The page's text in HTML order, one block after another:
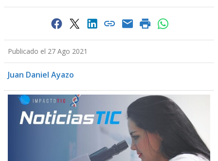
Publicado el 27 Ago 2021
Juan Daniel Ayazo